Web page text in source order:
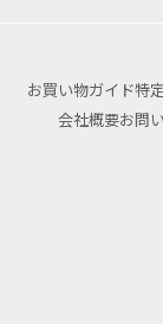
お買い物ガイド特
会社概要お問